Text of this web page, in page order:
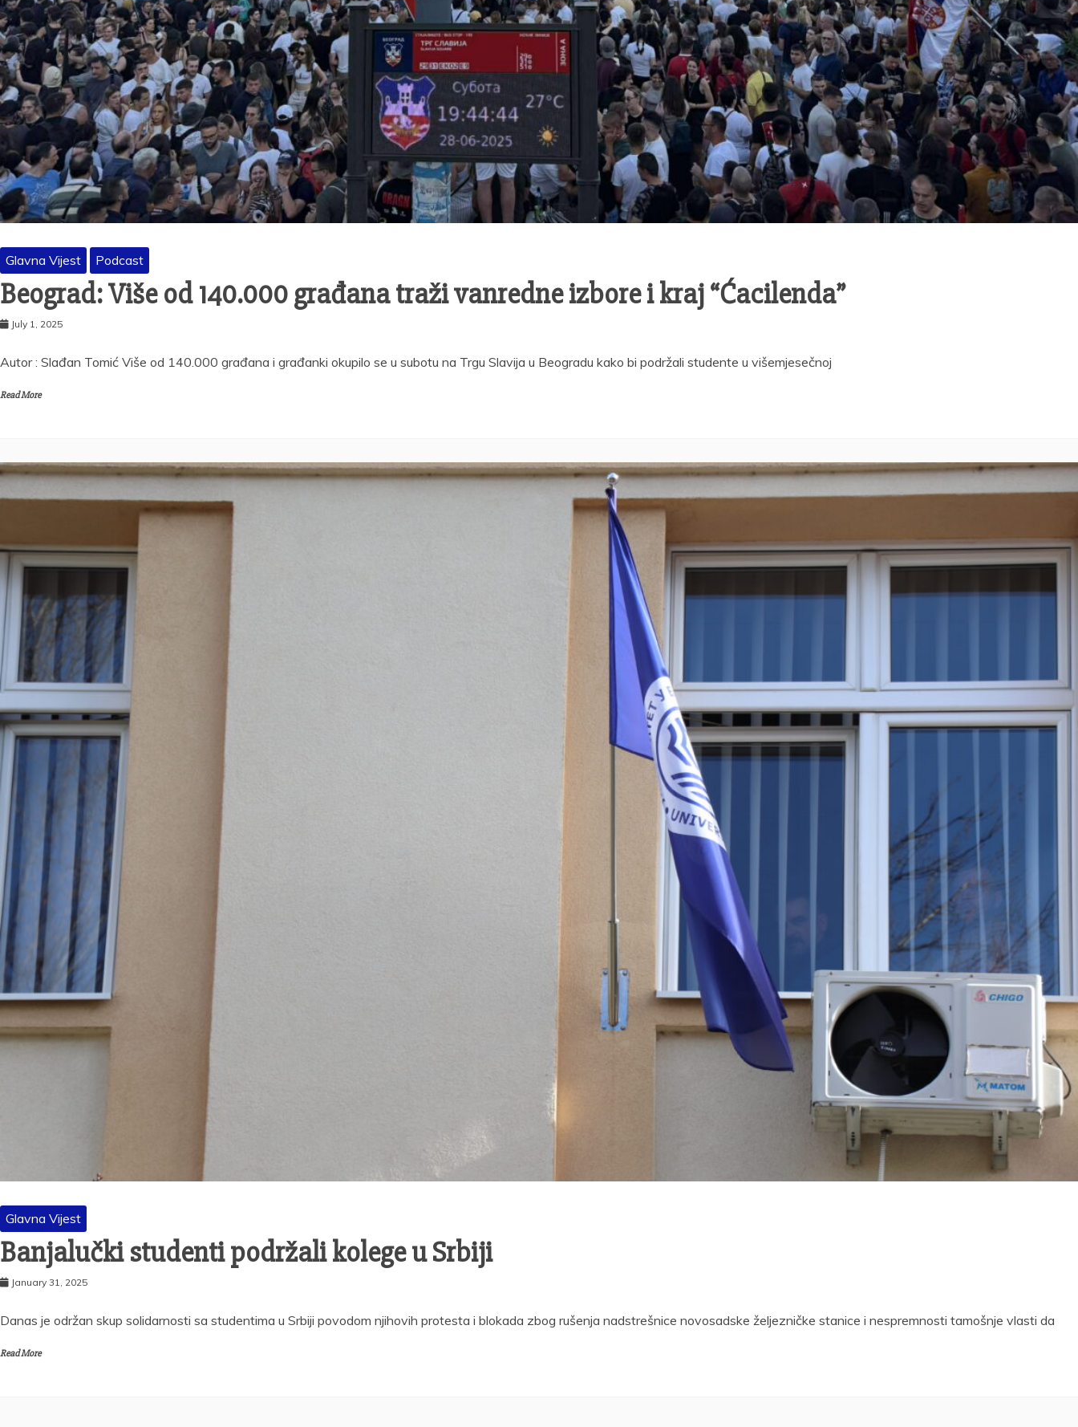
Glavna Vijest Podcast
Beograd: Više od 140.000 građana traži vanredne izbore i kraj “Ćacilenda”
July 1, 2025
Autor : Slađan Tomić Više od 140.000 građana i građanki okupilo se u subotu na Trgu Slavija u Beogradu kako bi podržali studente u višemjesečnoj
Read More
Glavna Vijest
Banjalučki studenti podržali kolege u Srbiji
January 31, 2025
Danas je održan skup solidarnosti sa studentima u Srbiji povodom njihovih protesta i blokada zbog rušenja nadstrešnice novosadske željezničke stanice i nespremnosti tamošnje vlasti da
Read More